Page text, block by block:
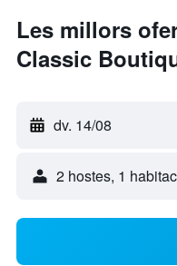
Les millors
Classic
dv. 14/08
2 hostes, 1